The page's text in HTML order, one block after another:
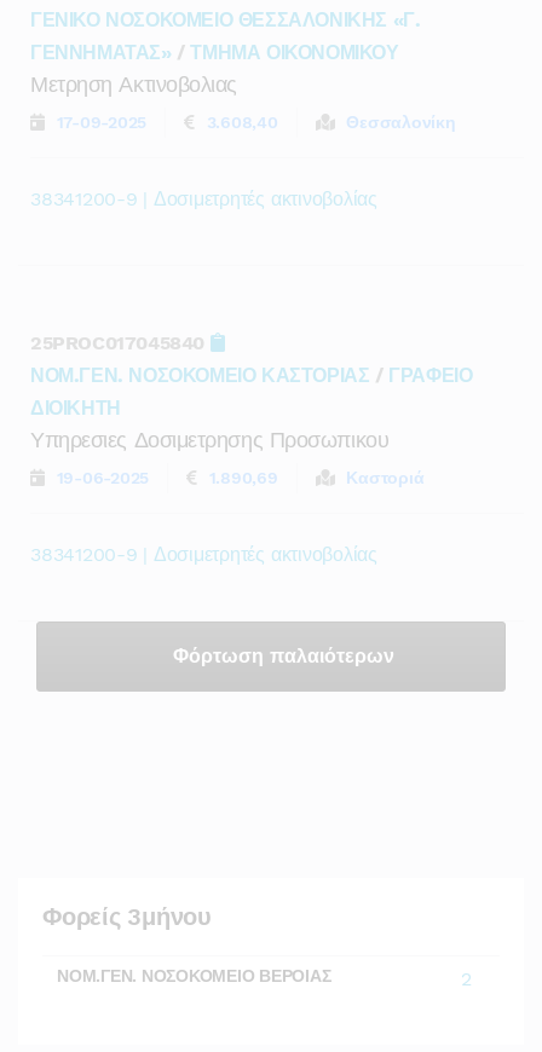
Φορείς 3μήνου
ΝΟΜ.ΓΕΝ. ΝΟΣΟΚΟΜΕΙΟ ΒΕΡΟΙΑΣ 2
ΓΕΝΙΚΟ ΝΟΣΟΚΟΜΕΙΟ ΘΕΣΣΑΛΟΝΙΚΗΣ «Γ.
ΓΕΝΝΗΜΑΤΑΣ» /ΤΜΗΜΑ ΟΙΚΟΝΟΜΙΚΟΥ
Μετρηση Ακτινοβολιας
17-09-2025 3.608,40 Θεσσαλονίκη
38341200-9 | Δοσιμετρητές ακτινοβολίας
25PROC017045840
ΝΟΜ.ΓΕΝ. ΝΟΣΟΚΟΜΕΙΟ ΚΑΣΤΟΡΙΑΣ / ΓΡΑΦΕΙΟ
ΔΙΟΙΚΗΤΗ
Υπηρεσιες Δοσιμετρησης Προσωπικου
19-06-2025 1.890,69 Καστοριά
38341200-9 | Δοσιμετρητές ακτινοβολίας
Φόρτωση παλαιότερων